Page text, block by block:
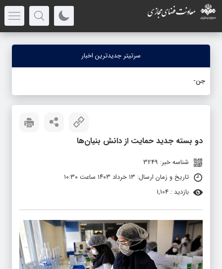
سرتیتر جدیدترین اخبار
جنگ رمضان؛ ا
دو بسته جدید حمایت از دانش بنیان‌ها
شناسه خبر: 3249
تاریخ و زمان ارسال: ۱۳ خرداد ۱۴۰۳ ساعت ۱۰:۳۰
بازدید : 1,104